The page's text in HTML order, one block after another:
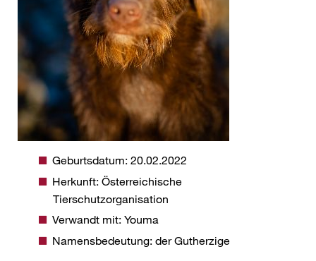
Geburtsdatum: 20.02.2022
Herkunft: Österreichische
Tierschutzorganisation
Verwandt mit: Youma
Namensbedeutung: der Gutherzige